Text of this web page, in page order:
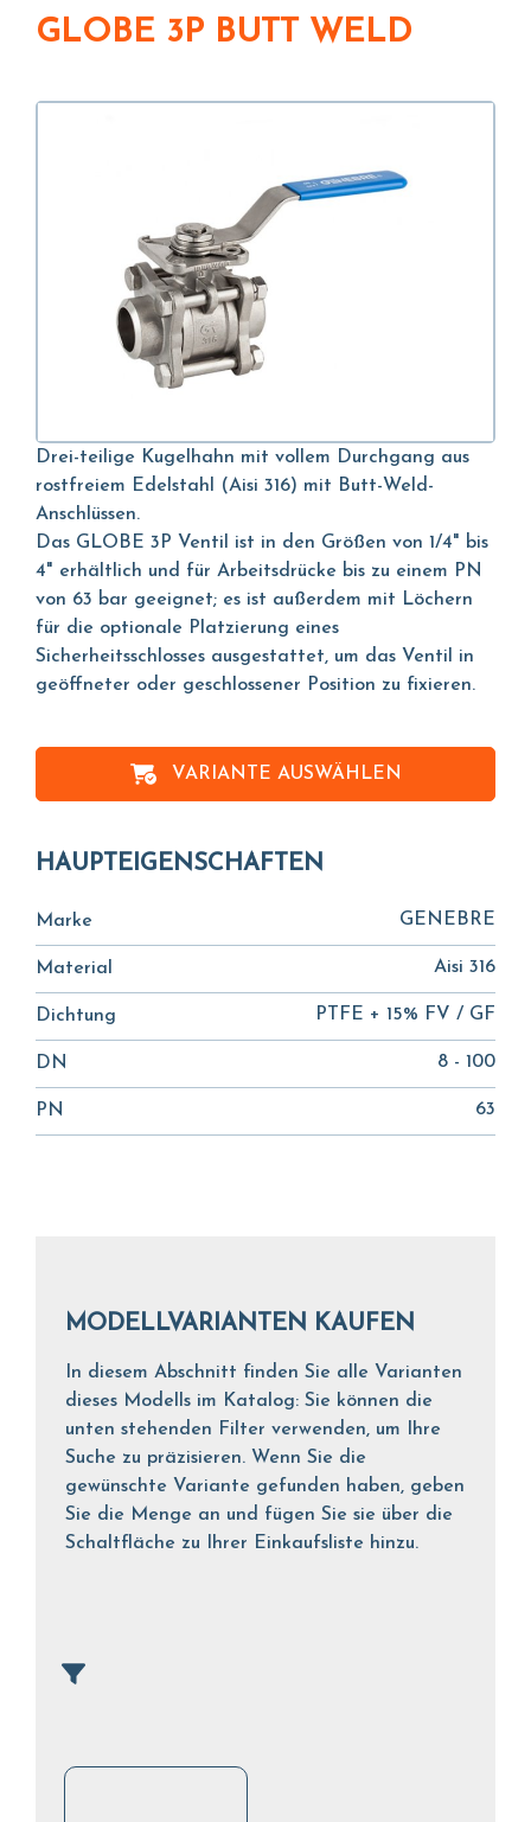
GLOBE 3P BUTT WELD
Drei-teilige Kugelhahn mit vollem Durchgang aus
rostfreiem Edelstahl (Aisi 316) mit Butt-Weld-
Anschlüssen.
Das GLOBE 3P Ventil ist in den Größen von 1/4" bis
4" erhältlich und für Arbeitsdrücke bis zu einem PN
von 63 bar geeignet; es ist außerdem mit Löchern
für die optionale Platzierung eines
Sicherheitsschlosses ausgestattet, um das Ventil in
geöffneter oder geschlossener Position zu fixieren.
VARIANTE AUSWÄHLEN
HAUPTEIGENSCHAFTEN
Marke GENEBRE
Material Aisi 316
Dichtung PTFE + 15% FV / GF
DN 8 - 100
PN 63
MODELLVARIANTEN KAUFEN
In diesem Abschnitt finden Sie alle Varianten
dieses Modells im Katalog: Sie können die
unten stehenden Filter verwenden, um Ihre
Suche zu präzisieren. Wenn Sie die
gewünschte Variante gefunden haben, geben
Sie die Menge an und fügen Sie sie über die
Schaltfläche zu Ihrer Einkaufsliste hinzu.